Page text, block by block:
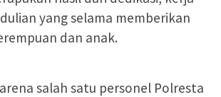
yang selama memberikan
dan anak.
salah satu personel Polresta